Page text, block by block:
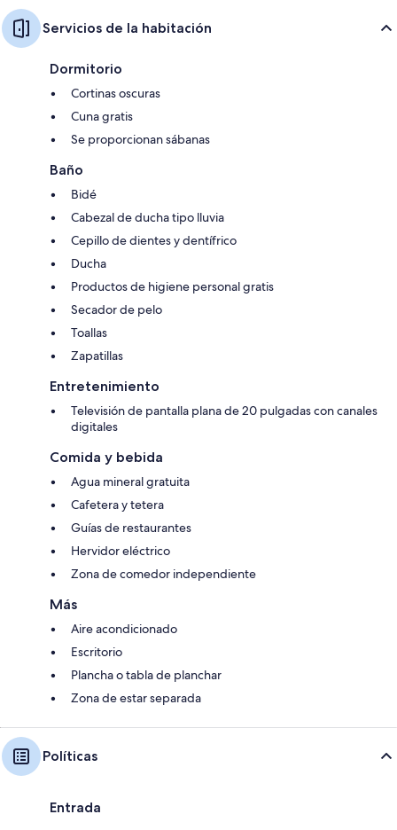
Servicios de la habitación
Dormitorio
Cortinas oscuras
Cuna gratis
Se proporcionan sábanas
Baño
Bidé
Cabezal de ducha tipo lluvia
Cepillo de dientes y dentífrico
Ducha
Productos de higiene personal gratis
Secador de pelo
Toallas
Zapatillas
Entretenimiento
Televisión de pantalla plana de 20 pulgadas con canales
digitales
Comida y bebida
Agua mineral gratuita
Cafetera y tetera
Guías de restaurantes
Hervidor eléctrico
Zona de comedor independiente
Más
Aire acondicionado
Escritorio
Plancha o tabla de planchar
Zona de estar separada
Políticas
Entrada